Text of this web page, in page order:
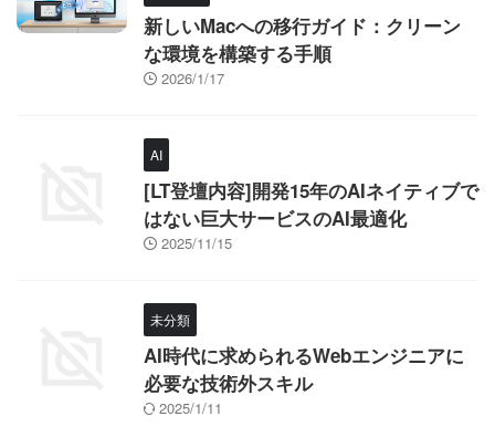
新しいMacへの移行ガイド：クリーン
な環境を構築する手順
2026/1/17
AI
[LT登壇内容]開発15年のAIネイティブで
はない巨大サービスのAI最適化
2025/11/15
未分類
AI時代に求められるWebエンジニアに
必要な技術外スキル
2025/1/11